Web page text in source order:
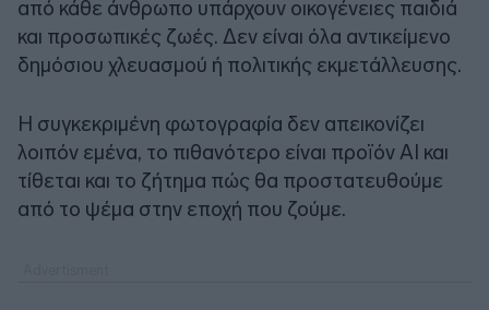
από κάθε άνθρωπο υπάρχουν οικογένειες παιδιά
και προσωπικές ζωές. Δεν είναι όλα αντικείμενο
δημόσιου χλευασμού ή πολιτικής εκμετάλλευσης.
Η συγκεκριμένη φωτογραφία δεν απεικονίζει
λοιπόν εμένα, το πιθανότερο είναι προϊόν AI και
τίθεται και το ζήτημα πώς θα προστατευθούμε
από το ψέμα στην εποχή που ζούμε.